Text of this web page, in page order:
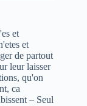
et
et
de partout
leur laisser
qu'on
ca
– Seul